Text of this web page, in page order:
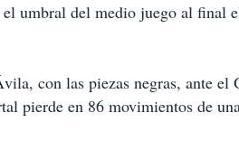
umbral del medio juego al final
con las piezas negras, ante
pierde en 86 movimientos de